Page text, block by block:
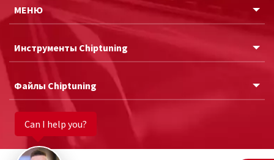
МЕНЮ
Инструменты Chiptuning
Файлы Chiptuning
Can I help you?